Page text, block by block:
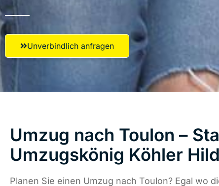
Unverbindlich anfragen
Umzug nach Toulon –
Umzugskönig Köhler
Planen Sie einen Umzug nach Toulon? Egal wo